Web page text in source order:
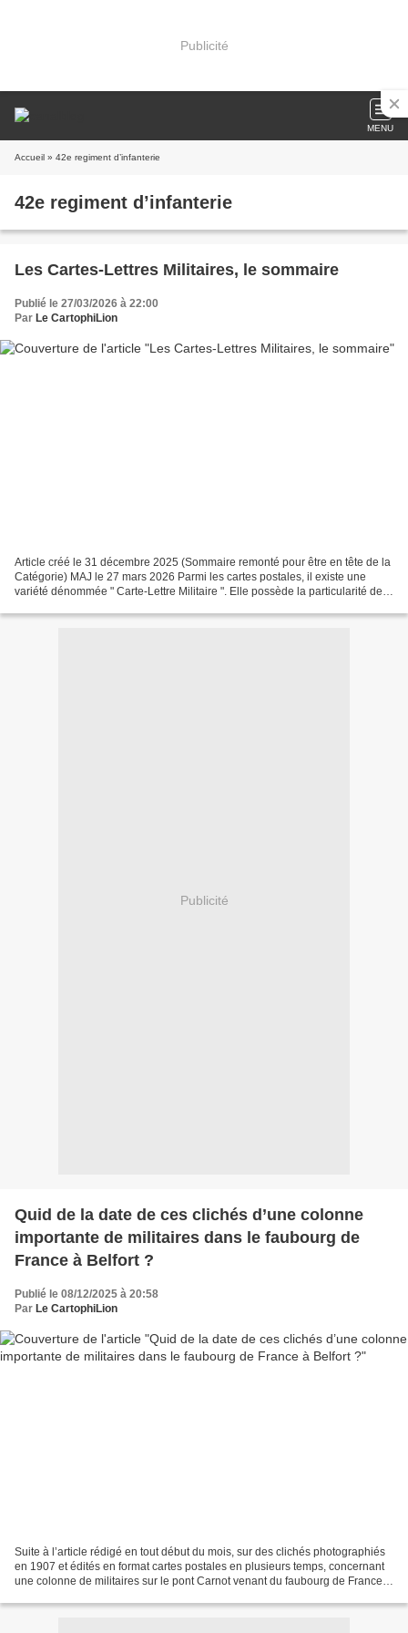
Publicité
MENU
Accueil » 42e regiment d’infanterie
42e regiment d’infanterie
Les Cartes-Lettres Militaires, le sommaire
Publié le 27/03/2026 à 22:00
Par Le CartophiLion
Article créé le 31 décembre 2025 (Sommaire remonté pour être en tête de la
Catégorie) MAJ le 27 mars 2026 Parmi les cartes postales, il existe une
variété dénommée " Carte-Lettre Militaire ". Elle possède la particularité de
Publicité
Quid de la date de ces clichés d’une colonne
importante de militaires dans le faubourg de
France à Belfort ?
Publié le 08/12/2025 à 20:58
Par Le CartophiLion
Suite à l’article rédigé en tout début du mois, sur des clichés photographiés
en 1907 et édités en format cartes postales en plusieurs temps, concernant
une colonne de militaires sur le pont Carnot venant du faubourg de France